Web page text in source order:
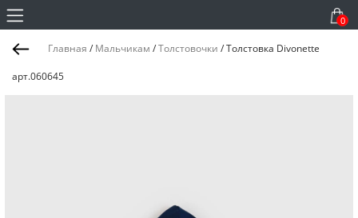
0
Главная / Мальчикам /Толстовочки /Толстовка Divonette
арт.060645